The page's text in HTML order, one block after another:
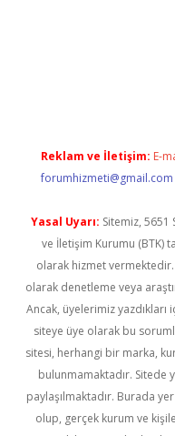
Reklam ve İletişim: E-
forumhizmeti@gmail.com
Yasal Uyarı: Sitemiz, 5651
ve İletişim Kurumu (BTK)
olarak hizmet
olarak denetleme veya
Ancak, üyelerimiz
siteye üye olarak bu
sitesi, herhangi bir marka,
bulunmamaktadır. Sitede
paylaşılmaktadır. Burada
olup, gerçek kurum ve